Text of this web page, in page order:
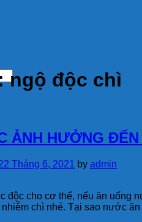
ngộ độc chì
ẢNH HƯỞNG
Tháng 6, 2021 by admin
độc cho cơ thể, nếu ăn uống
chì nhé. Tại sao nước